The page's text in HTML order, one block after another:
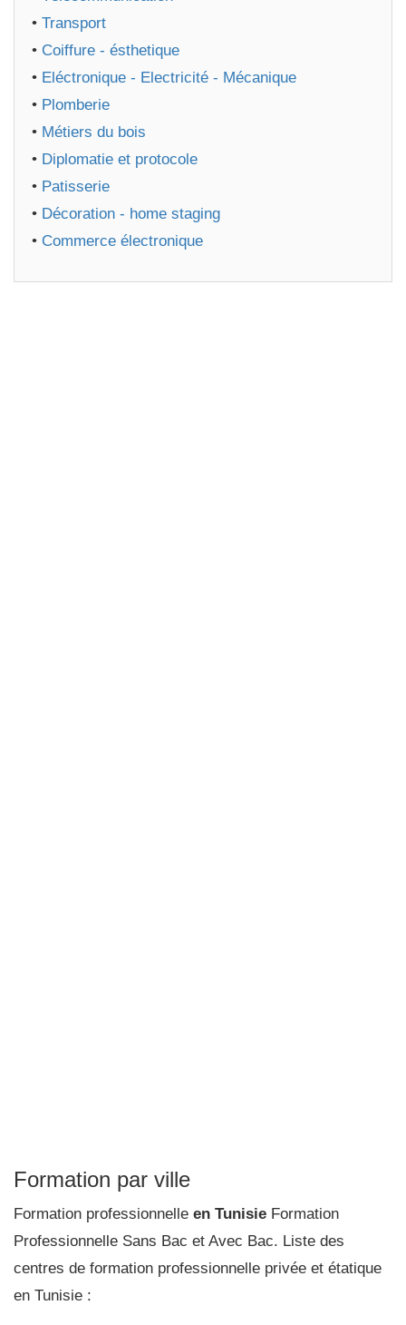
• Transport
• Coiffure - ésthetique
• Eléctronique - Electricité - Mécanique
• Plomberie
• Métiers du bois
• Diplomatie et protocole
• Patisserie
• Décoration - home staging
• Commerce électronique
Formation par ville
Formation professionnelle en Tunisie Formation
Professionnelle Sans Bac et Avec Bac. Liste des
centres de formation professionnelle privée et étatique
en Tunisie :